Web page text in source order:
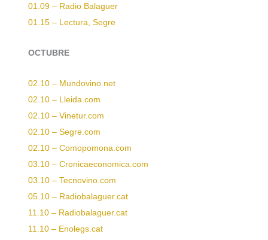
01.09 – Radio Balaguer
01.15 – Lectura, Segre
OCTUBRE
02.10 – Mundovino.net
02.10 – Lleida.com
02.10 – Vinetur.com
02.10 – Segre.com
02.10 – Comopomona.com
03.10 – Cronicaeconomica.com
03.10 – Tecnovino.com
05.10 – Radiobalaguer.cat
11.10 – Radiobalaguer.cat
11.10 – Enolegs.cat